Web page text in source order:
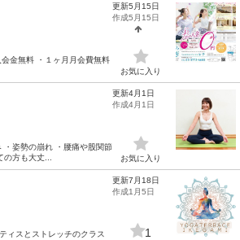
金無料 ・１ヶ月月会費無料
更新5月15日
作成5月15日
お気に入り
・姿勢の崩れ ・腰痛や股関節
方も大丈...
更新4月1日
作成4月1日
お気に入り
ィスとストレッチのクラス
更新7月18日
作成1月5日
1